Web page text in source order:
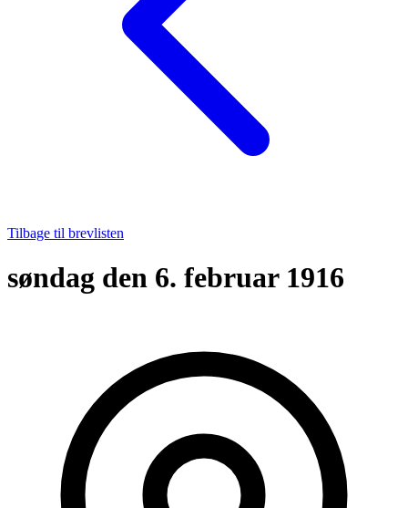
Tilbage til brevlisten
søndag den 6. februar 1916